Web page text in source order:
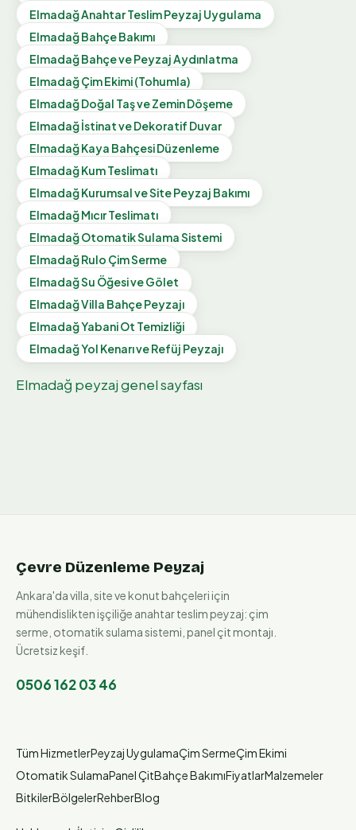
ElmadağAnahtar Teslim Peyzaj Uygulama
ElmadağBahçe Bakımı
ElmadağBahçe ve Peyzaj Aydınlatma
ElmadağÇim Ekimi (Tohumla)
ElmadağDoğal Taş ve Zemin Döşeme
Elmadağİstinat ve Dekoratif Duvar
ElmadağKaya Bahçesi Düzenleme
ElmadağKum Teslimatı
ElmadağKurumsal ve Site Peyzaj Bakımı
ElmadağMıcır Teslimatı
ElmadağOtomatik Sulama Sistemi
ElmadağRulo Çim Serme
ElmadağSu Öğesi ve Gölet
ElmadağVilla Bahçe Peyzajı
ElmadağYabani Ot Temizliği
ElmadağYol Kenarı ve Refüj Peyzajı
Elmadağ peyzaj genel sayfası
Çevre Düzenleme Peyzaj
Ankara'da villa, site ve konut bahçeleri için
mühendislikten işçiliğe anahtar teslim peyzaj: çim
serme, otomatik sulama sistemi, panel çit montajı.
Ücretsiz keşif.
0506 162 03 46
Tüm HizmetlerPeyzaj UygulamaÇim SermeÇim Ekimi
Otomatik SulamaPanel ÇitBahçe BakımıFiyatlarMalzemeler
BitkilerBölgelerRehberBlog